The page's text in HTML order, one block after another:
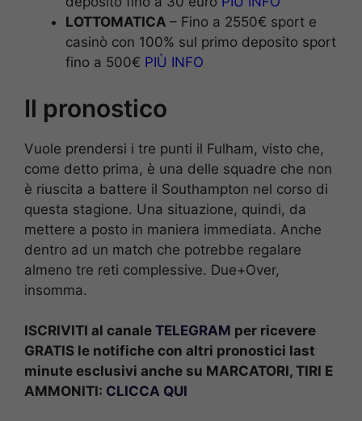
LOTTOMATICA – Fino a 2550€ sport e
casinò con 100% sul primo deposito sport
fino a 500€ PIÙ INFO
Il pronostico
Vuole prendersi i tre punti il Fulham, visto che,
come detto prima, è una delle squadre che non
è riuscita a battere il Southampton nel corso di
questa stagione. Una situazione, quindi, da
mettere a posto in maniera immediata. Anche
dentro ad un match che potrebbe regalare
almeno tre reti complessive. Due+Over,
insomma.
ISCRIVITI al canale TELEGRAM per ricevere
GRATIS le notifiche con altri pronostici last
minute esclusivi anche su MARCATORI, TIRI E
AMMONITI: CLICCA QUI